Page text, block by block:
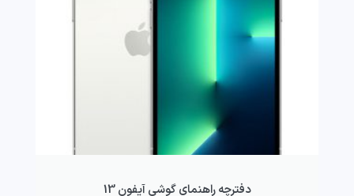
دفترچه راهنمای گوشی آیفون 13